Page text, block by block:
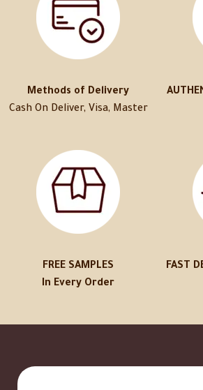
Methods of Delivery
Cash On Deliver, Visa, Master
FREE SAMPLES
In Every Order
FAST